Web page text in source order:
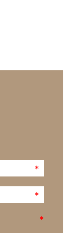
*
*
*